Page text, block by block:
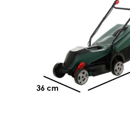
Klimaanlagen – Klimageräte
Kompressoren - elektrisch
Kompressoren für Ernte
Kreiseleggen
Küchenreiben - elektrisch
Effeuno
Einhell